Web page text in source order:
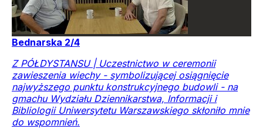
Bednarska 2/4
Z PÓŁDYSTANSU | Uczestnictwo w ceremonii
zawieszenia wiechy - symbolizującej osiągnięcie
najwyższego punktu konstrukcyjnego budowli - na
gmachu Wydziału Dziennikarstwa, Informacji i
Bibliologii Uniwersytetu Warszawskiego skłoniło mnie
do wspomnień.